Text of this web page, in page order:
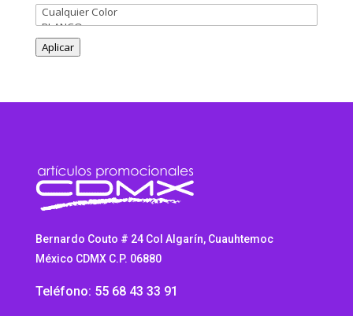
Aplicar
Bernardo Couto # 24 Col Algarín, Cuauhtemoc
México CDMX C.P. 06880
Teléfono: 55 68 43 33 91